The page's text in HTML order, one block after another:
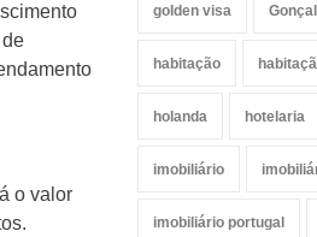
o valor
golden visa
habitação
holanda hotelaria
imobiliário
imobiliário portugal